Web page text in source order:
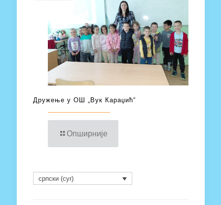
Дружење у ОШ „Вук Караџић“
Опширније
српски (cyr)